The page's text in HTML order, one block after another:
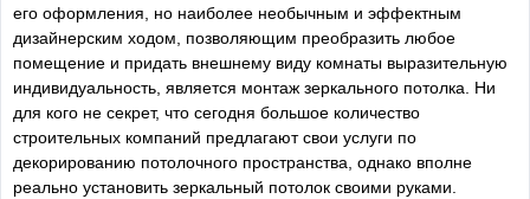
его оформления, но наиболее необычным и эффектным
дизайнерским ходом, позволяющим преобразить любое
помещение и придать внешнему виду комнаты выразительную
индивидуальность, является монтаж зеркального потолка. Ни
для кого не секрет, что сегодня большое количество
строительных компаний предлагают свои услуги по
декорированию потолочного пространства, однако вполне
реально установить зеркальный потолок своими руками.